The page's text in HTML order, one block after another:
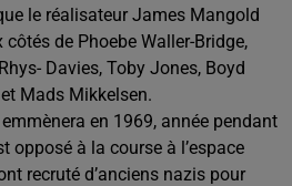
le réalisateur James Mangold
de Phoebe Waller-Bridge,
Davies, Toby Jones, Boyd
Mads Mikkelsen.
en 1969, année pendant
opposé à la course à l’espace
recruté d’anciens nazis pour